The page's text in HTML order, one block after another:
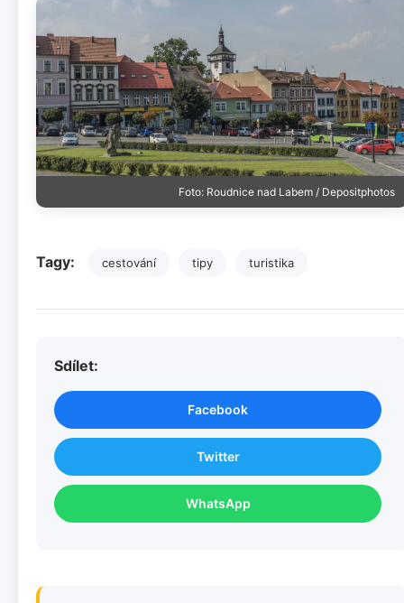
Foto: Roudnice nad Labem / Depositphotos
Tagy: cestování tipy turistika
Sdílet:
Facebook
Twitter
WhatsApp